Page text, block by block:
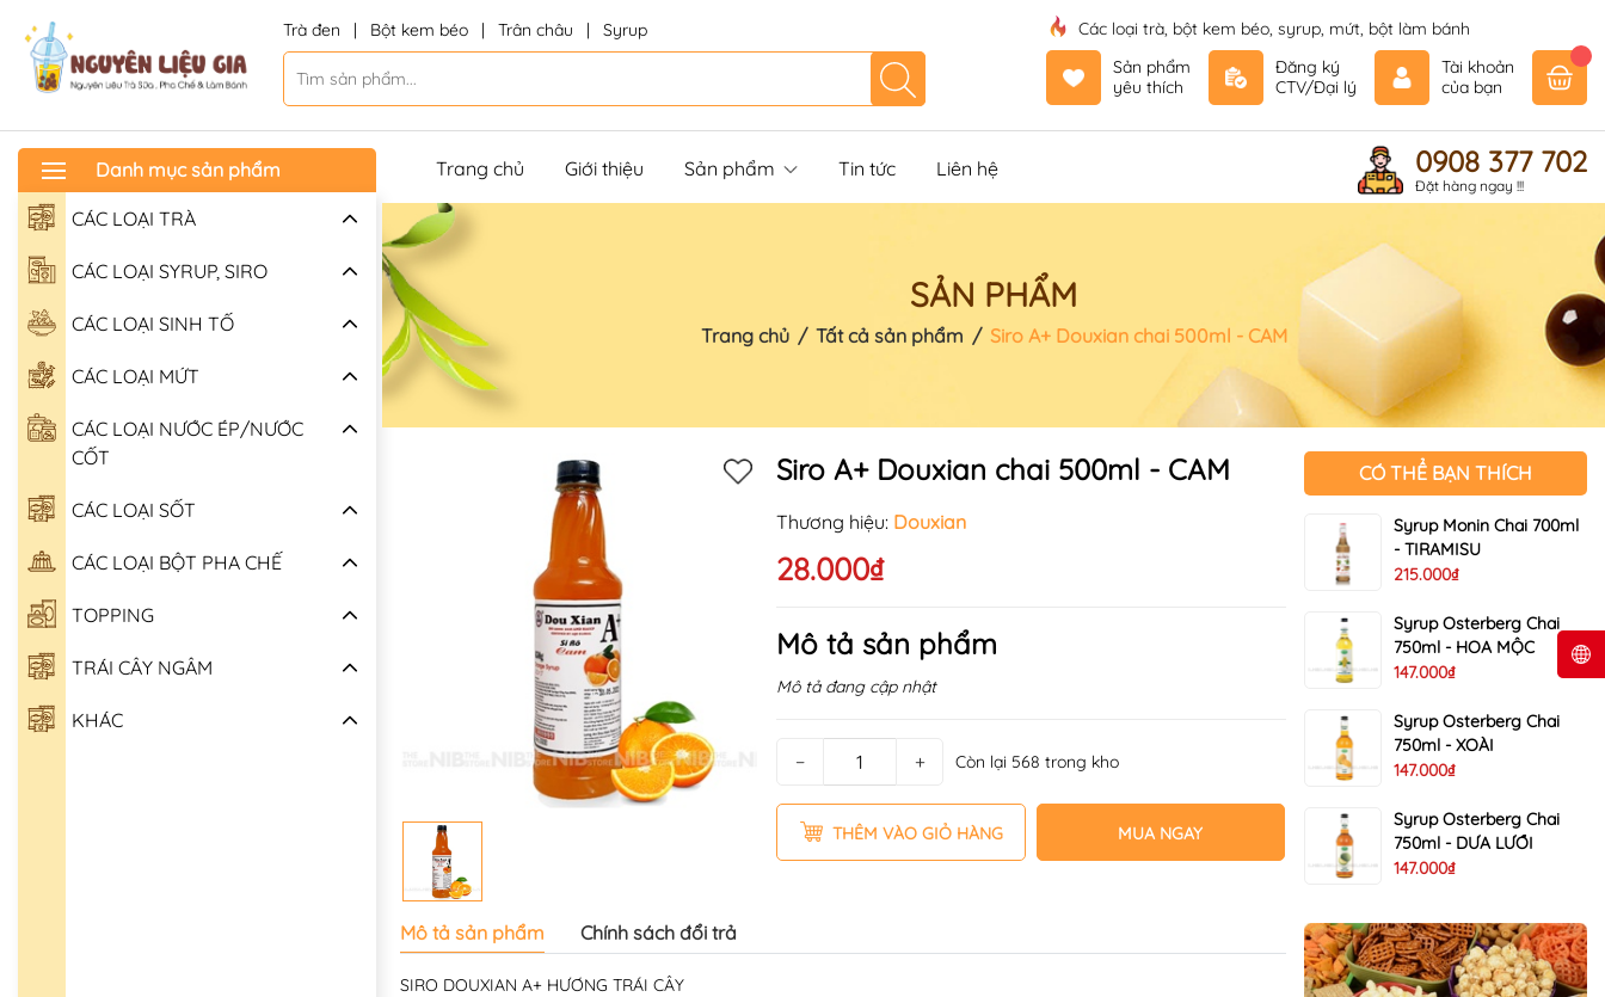
Trà đen | Bột kem béo | Trân châu | Syrup
Các loại trà, bột kem béo, syrup, mứt, bột làm bánh
Sản phẩm
yêu thích
Đăng ký
CTV/Đại lý
Tài khoản
của bạn
Danh mục sản phẩm
CÁC LOẠI TRÀ
CÁC LOẠI SYRUP, SIRO
CÁC LOẠI SINH TỐ
CÁC LOẠI MỨT
CÁC LOẠI NƯỚC ÉP/NƯỚC
CỐT
CÁC LOẠI SỐT
CÁC LOẠI BỘT PHA CHẾ
TOPPING
TRÁI CÂY NGÂM
KHÁC
Trang chủ Giới thiệu Sản phẩm Tin tức Liên hệ 0908 377 702
Đặt hàng ngay !!!
SẢN PHẨM
Trang chủ / Tất cả sản phẩm / Siro A+ Douxian chai 500ml - CAM
Siro A+ Douxian chai 500ml - CAM
Thương hiệu: Douxian
28.000₫
Mô tả sản phẩm
Mô tả đang cập nhật
− + Còn lại 568 trong kho
THÊM VÀO GIỎ HÀNG MUA NGAY
Mô tả sản phẩm Chính sách đổi trả
SIRO DOUXIAN A+ HƯƠNG TRÁI CÂY
CÓ THỂ BẠN THÍCH
Syrup Monin Chai 700ml
- TIRAMISU
215.000₫
Syrup Osterberg Chai
750ml - HOA MỘC
147.000₫
Syrup Osterberg Chai
750ml - XOÀI
147.000₫
Syrup Osterberg Chai
750ml - DƯA LƯỚI
147.000₫